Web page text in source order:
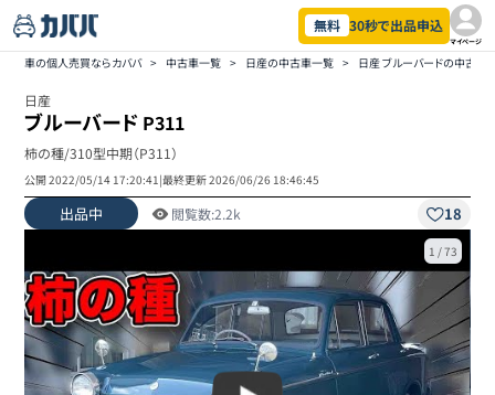
無料 30秒で出品申込
マイページ
車の個人売買ならカババ > 中古車一覧 > 日産の中古車一覧 > 日産 ブルーバードの中古車
日産
ブルーバード P311
柿の種/310型中期（P311）
公開2022/05/14 17:20:41|最終更新2026/06/26 18:46:45
出品中 閲覧数:2.2k 18
1 /73